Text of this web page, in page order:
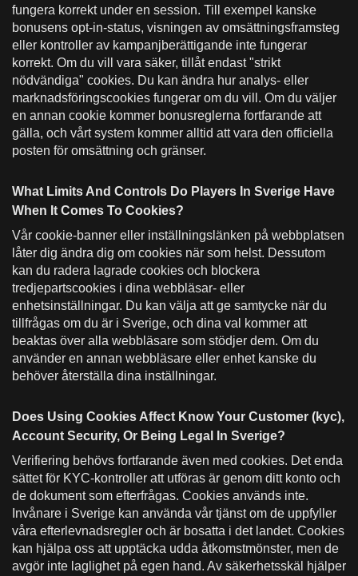
fungera korrekt under en session. Till exempel kanske
bonusens opt-in-status, visningen av omsättningsframsteg
eller kontroller av kampanjberättigande inte fungerar
korrekt. Om du vill vara säker, tillåt endast "strikt
nödvändiga" cookies. Du kan ändra hur analys- eller
marknadsföringscookies fungerar om du vill. Om du väljer
en annan cookie kommer bonusreglerna fortfarande att
gälla, och vårt system kommer alltid att vara den officiella
posten för omsättning och gränser.
What Limits And Controls Do Players In Sverige Have
When It Comes To Cookies?
Vår cookie-banner eller inställningslänken på webbplatsen
låter dig ändra dig om cookies när som helst. Dessutom
kan du radera lagrade cookies och blockera
tredjepartscookies i dina webbläsar- eller
enhetsinställningar. Du kan välja att ge samtycke när du
tillfrågas om du är i Sverige, och dina val kommer att
beaktas över alla webbläsare som stödjer dem. Om du
använder en annan webbläsare eller enhet kanske du
behöver återställa dina inställningar.
Does Using Cookies Affect Know Your Customer (kyc),
Account Security, Or Being Legal In Sverige?
Verifiering behövs fortfarande även med cookies. Det enda
sättet för KYC-kontroller att utföras är genom ditt konto och
de dokument som efterfrågas. Cookies används inte.
Invånare i Sverige kan använda vår tjänst om de uppfyller
våra efterlevnadsregler och är bosatta i det landet. Cookies
kan hjälpa oss att upptäcka udda åtkomstmönster, men de
avgör inte laglighet på egen hand. Av säkerhetsskäl hjälper